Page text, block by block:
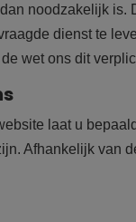
noodzakelijk is.
dienst te
wet ons dit
laat u
Afhankelijk van